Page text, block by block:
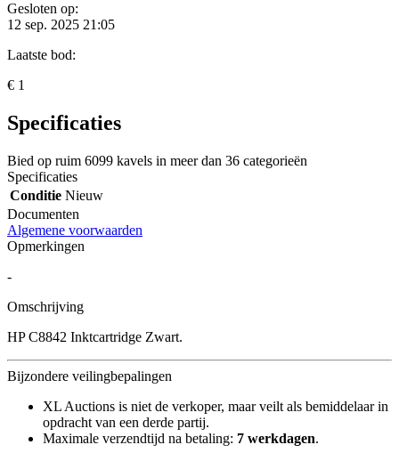
Gesloten op:
12 sep. 2025 21:05
Laatste bod:
€ 1
Specificaties
Bied op ruim 6099 kavels in meer dan 36 categorieën
Specificaties
Conditie Nieuw
Documenten
Algemene voorwaarden
Opmerkingen
-
Omschrijving
HP C8842 Inktcartridge Zwart.
Bijzondere veilingbepalingen
XL Auctions is niet de verkoper, maar veilt als bemiddelaar in
opdracht van een derde partij.
Maximale verzendtijd na betaling: 7 werkdagen.